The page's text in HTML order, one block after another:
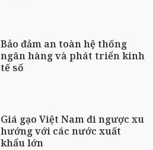
Bảo đảm an toàn hệ thống
ngân hàng và phát triển kinh
tế số
Giá gạo Việt Nam đi ngược xu
hướng với các nước xuất
khẩu lớn